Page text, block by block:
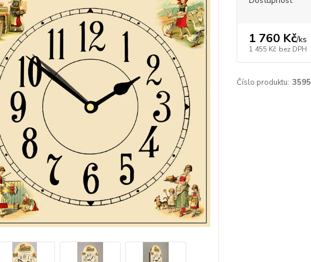
1 760 Kč/ks
1 455 Kč bez DPH
Číslo produktu: 3595